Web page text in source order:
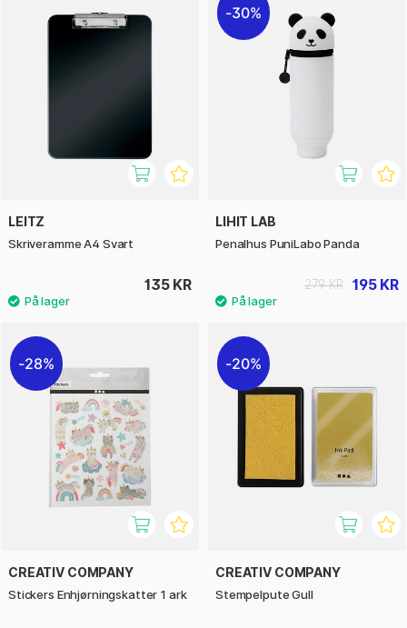
LEITZ
Skriveramme A4 Svart
135 KR
30%
LIHIT LAB
Penalhus PuniLabo Panda
195 KR
279 KR
28%
CREATIV COMPANY
Stickers Enhjørningskatter 1 ark
20%
CREATIV COMPANY
Stempelpute Gull